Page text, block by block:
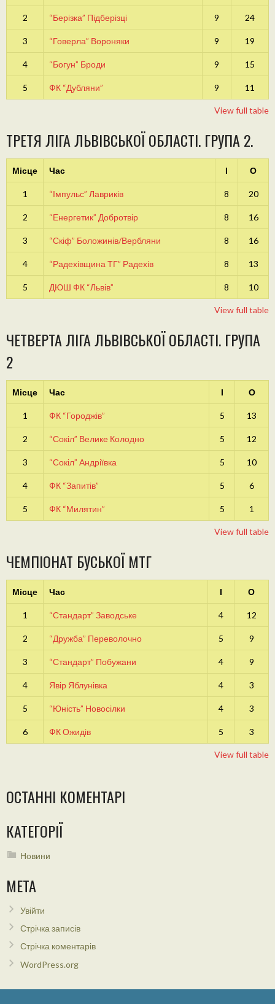
2 “Берізка” Підберізці 9 24
3 “Говерла” Вороняки 9 19
4 “Богун” Броди 9 15
5 ФК “Дубляни” 9 11
View full table
ТРЕТЯ ЛІГА ЛЬВІВСЬКОЇ ОБЛАСТІ. ГРУПА 2.
Місце Час І О
1 “Імпульс” Лавриків 8 20
2 “Енергетик” Добротвір 8 16
3 “Скіф” Боложинів/Вербляни 8 16
4 “Радехівщина ТГ” Радехів 8 13
5 ДЮШ ФК “Львів” 8 10
View full table
ЧЕТВЕРТА ЛІГА ЛЬВІВСЬКОЇ ОБЛАСТІ. ГРУПА
2
Місце Час І О
1 ФК “Городжів” 5 13
2 “Сокіл” Велике Колодно 5 12
3 “Сокіл” Андріївка 5 10
4 ФК “Запитів” 5 6
5 ФК “Милятин” 5 1
View full table
ЧЕМПІОНАТ БУСЬКОЇ МТГ
Місце Час І О
1 “Стандарт” Заводське 4 12
2 “Дружба” Переволочно 5 9
3 “Стандарт” Побужани 4 9
4 Явір Яблунівка 4 3
5 “Юність” Новосілки 4 3
6 ФК Ожидів 5 3
View full table
ОСТАННІ КОМЕНТАРІ
КАТЕГОРІЇ
Новини
МЕТА
Увійти
Стрічка записів
Стрічка коментарів
WordPress.org